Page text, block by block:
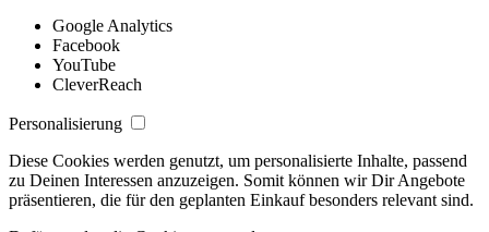
Google Analytics
Facebook
YouTube
CleverReach
Personalisierung
Diese Cookies werden genutzt, um personalisierte Inhalte, passend
zu Deinen Interessen anzuzeigen. Somit können wir Dir Angebote
präsentieren, die für den geplanten Einkauf besonders relevant sind.